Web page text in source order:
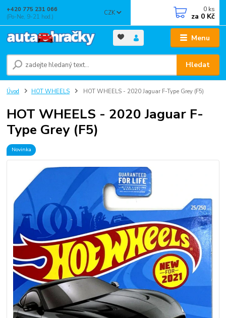
Menu
CZK
Hledat
+420 775 231 066
(Po-Ne, 9-21 hod.)
0 ks
za 0 Kč
Úvod HOT WHEELS HOT WHEELS - 2020 Jaguar F-Type Grey (F5)
HOT WHEELS - 2020 Jaguar F-
Type Grey (F5)
Novinka